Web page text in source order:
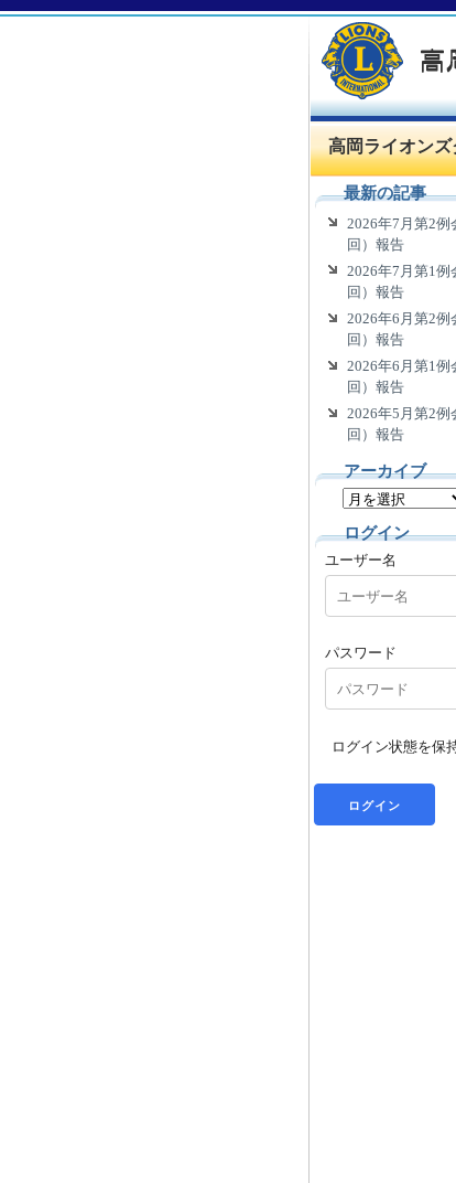
高岡ライオン
最新の記事
2026年7月第2例
回）報告
2026年7月第1例
回）報告
2026年6月第2例
回）報告
2026年6月第1例
回）報告
2026年5月第2例
回）報告
アーカイブ
ログイン
ユーザー名
パスワード
ログイン状態を保